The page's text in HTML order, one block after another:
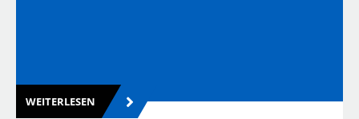
WEITERLESEN